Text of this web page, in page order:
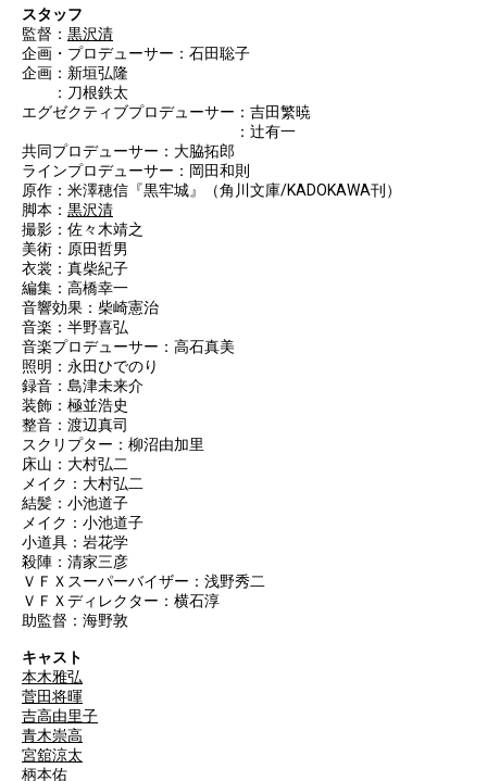
スタッフ
監督： 黒沢清
企画・プロデューサー：石田聡子
企画：新垣弘隆
：刀根鉄太
エグゼクティブプロデューサー：吉田繁暁
：辻有一
共同プロデューサー：大脇拓郎
ラインプロデューサー：岡田和則
原作：米澤穂信『黒牢城』（角川文庫/KADOKAWA刊）
脚本： 黒沢清
撮影：佐々木靖之
美術：原田哲男
衣裳：真柴紀子
編集：高橋幸一
音響効果：柴崎憲治
音楽：半野喜弘
音楽プロデューサー：高石真美
照明：永田ひでのり
録音：島津未来介
装飾：極並浩史
整音：渡辺真司
スクリプター：柳沼由加里
床山：大村弘二
メイク：大村弘二
結髪：小池道子
メイク：小池道子
小道具：岩花学
殺陣：清家三彦
ＶＦＸスーパーバイザー：浅野秀二
ＶＦＸディレクター：横石淳
助監督：海野敦
キャスト
本木雅弘
菅田将暉
吉高由里子
青木崇高
宮舘涼太
柄本佑